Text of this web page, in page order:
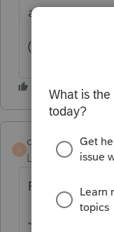
au bas
(image ci -
D
dianemarteldion
Level 3
Finalement,
Je sélectionne